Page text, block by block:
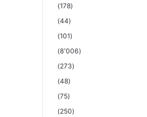
(178)
(44)
(101)
(8٬006)
(273)
(48)
(75)
(250)